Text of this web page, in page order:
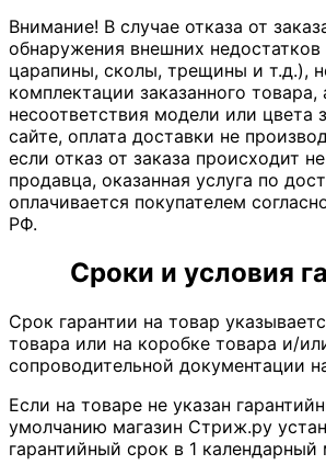
Внимание! В случае отказа от
обнаружения внешних
царапины, сколы, трещины и т.д.),
комплектации заказанного товара,
несоответствия модели или цвета
сайте, оплата доставки не
если отказ от заказа происходит
продавца, оказанная услуга по
оплачивается покупателем
РФ.
Сроки и условия
Срок гарантии на товар
товара или на коробке товара и/
сопроводительной документации
Если на товаре не указан
умолчанию магазин Стриж.ру
гарантийный срок в 1 календарный